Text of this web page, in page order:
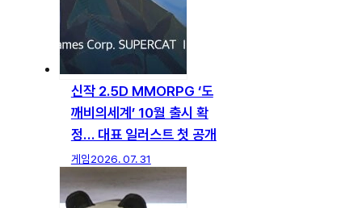
신작 2.5D MMORPG ‘도
깨비의세계’ 10월 출시 확
정… 대표 일러스트 첫 공개
게임2026. 07. 31